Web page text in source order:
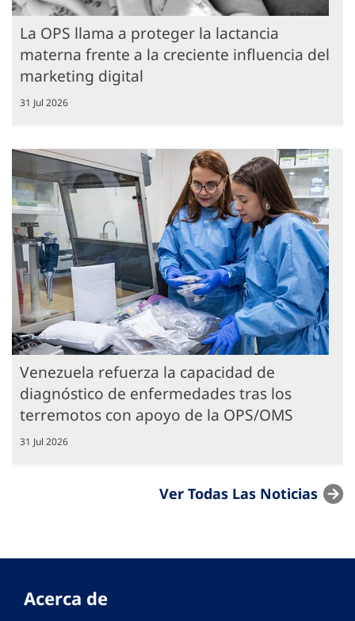
La OPS llama a proteger la lactancia
materna frente a la creciente influencia del
marketing digital
31 Jul 2026
Venezuela refuerza la capacidad de
diagnóstico de enfermedades tras los
terremotos con apoyo de la OPS/OMS
31 Jul 2026
Ver Todas Las Noticias
Acerca de